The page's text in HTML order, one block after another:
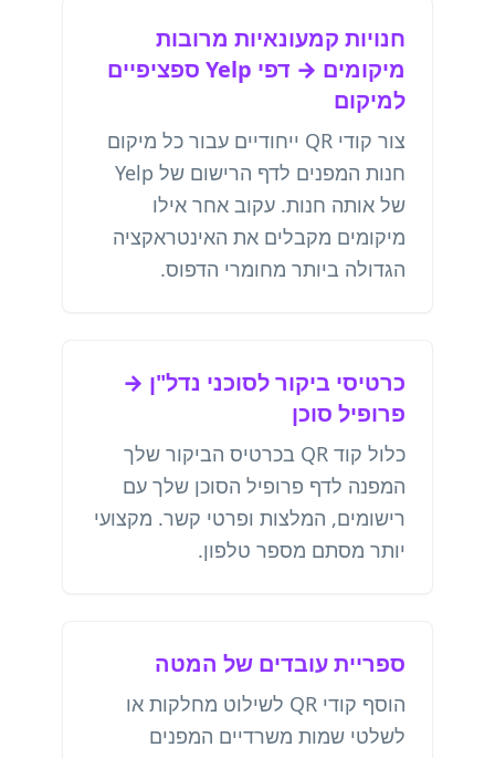
חנויות קמעונאיות מרובות
מיקומים → דפי Yelp ספציפיים
למיקום
צור קודי QR ייחודיים עבור כל מיקום
חנות המפנים לדף הרישום של Yelp
של אותה חנות. עקוב אחר אילו
מיקומים מקבלים את האינטראקציה
הגדולה ביותר מחומרי הדפוס.
כרטיסי ביקור לסוכני נדל"ן →
פרופיל סוכן
כלול קוד QR בכרטיס הביקור שלך
המפנה לדף פרופיל הסוכן שלך עם
רישומים, המלצות ופרטי קשר. מקצועי
יותר מסתם מספר טלפון.
ספריית עובדים של המטה
הוסף קודי QR לשילוט מחלקות או
לשלטי שמות משרדיים המפנים